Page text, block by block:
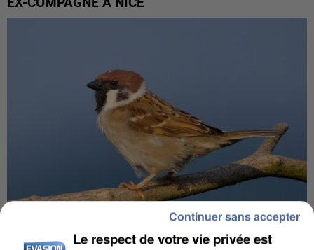
Le respect de votre vie privée est
Continuer sans accepter